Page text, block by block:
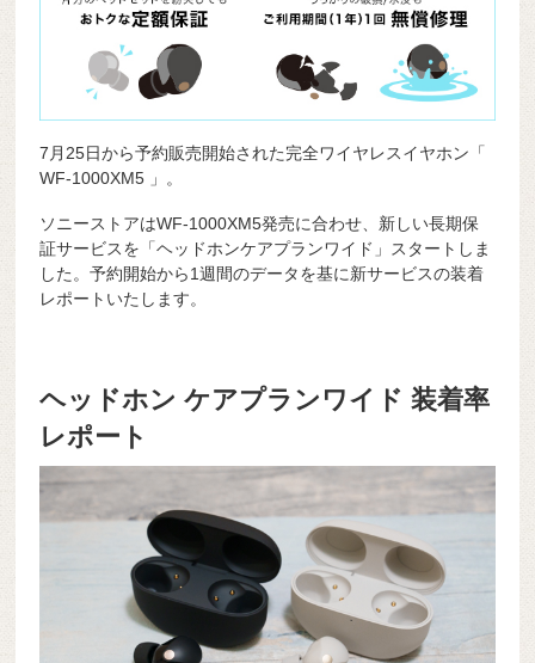
7月25日から予約販売開始された完全ワイヤレスイヤホン「
WF-1000XM5 」。
ソニーストアはWF-1000XM5発売に合わせ、新しい長期保
証サービスを「ヘッドホンケアプランワイド」スタートしま
した。予約開始から1週間のデータを基に新サービスの装着
レポートいたします。
ヘッドホン ケアプランワイド 装着率
レポート